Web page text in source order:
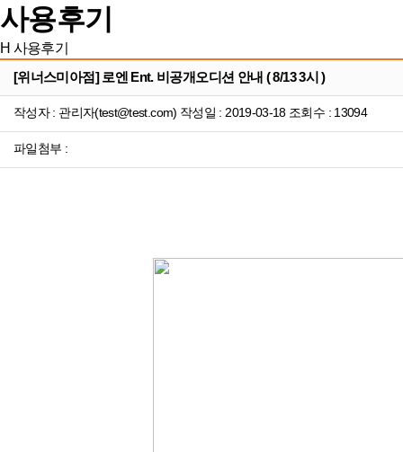
사용후기
H 사용후기
[위너스미아점] 로엔 Ent. 비공개오디션 안내 ( 8/13 3시 )
작성자 : 관리자(test@test.com) 작성일 : 2019-03-18 조회수 : 13094
파일첨부 :